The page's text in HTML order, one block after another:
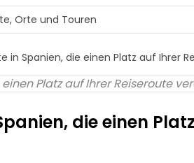
in Spanien, die einen Platz auf Ihrer
die einen